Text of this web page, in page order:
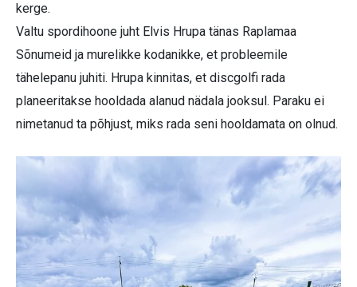
kerge.
Valtu spordihoone juht Elvis Hrupa tänas Raplamaa
Sõnumeid ja murelikke kodanikke, et probleemile
tähelepanu juhiti. Hrupa kinnitas, et discgolfi rada
planeeritakse hooldada alanud nädala jooksul. Paraku ei
nimetanud ta põhjust, miks rada seni hooldamata on olnud.